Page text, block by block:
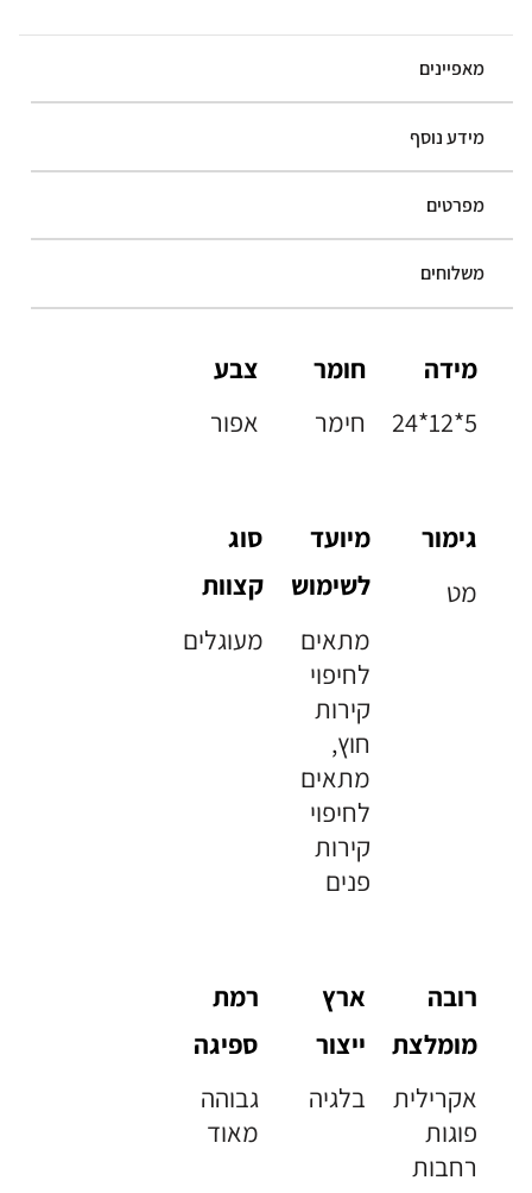
מאפיינים
מידע נוסף
מפרטים
משלוחים
מידה
24*12*5
חומר
חימר
צבע
אפור
גימור
מט
מיועד
לשימוש
מתאים
לחיפוי
קירות
חוץ,
מתאים
לחיפוי
קירות
פנים
סוג
קצוות
מעוגלים
רובה
מומלצת
אקרילית
פוגות
רחבות
ארץ
ייצור
בלגיה
רמת
ספיגה
גבוהה
מאוד